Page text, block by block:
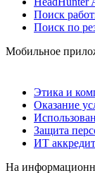
Поиск
Поиск по
Мобильное
Этика и
Оказание
Защита
ИТ
На